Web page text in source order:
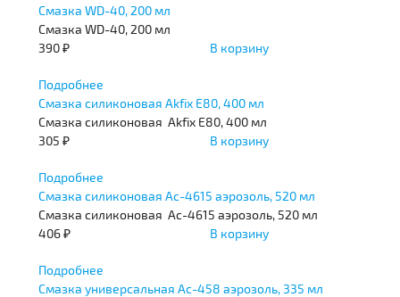
Смазка WD-40, 200 мл
Смазка WD-40, 200 мл
390 ₽
В корзину
Подробнее
Смазка силиконовая Аkfix E80, 400 мл
Смазка силиконовая Аkfix E80, 400 мл
305 ₽
В корзину
Подробнее
Смазка силиконовая Ас-4615 аэрозоль, 520 мл
Смазка силиконовая Ас-4615 аэрозоль, 520 мл
406 ₽
В корзину
Подробнее
Смазка универсальная Ас-458 аэрозоль, 335 мл